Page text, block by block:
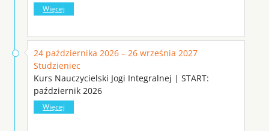
Więcej
24 października 2026 – 26 września 2027
Studzieniec
Kurs Nauczycielski Jogi Integralnej | START:
październik 2026
Więcej